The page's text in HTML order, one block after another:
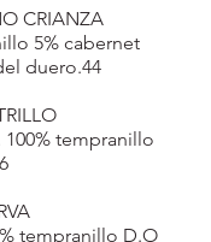
CRIANZA
5% cabernet
duero.44
tempranillo
tempranillo D.O